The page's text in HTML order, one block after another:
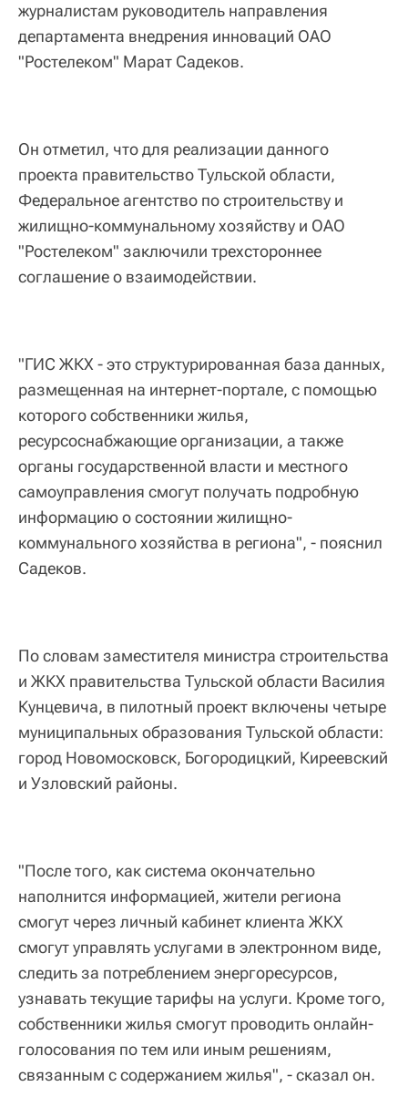
журналистам руководитель направления
департамента внедрения инноваций ОАО
"Ростелеком" Марат Садеков.
Он отметил, что для реализации данного
проекта правительство Тульской области,
Федеральное агентство по строительству и
жилищно-коммунальному хозяйству и ОАО
"Ростелеком" заключили трехстороннее
соглашение о взаимодействии.
"ГИС ЖКХ - это структурированная база данных,
размещенная на интернет-портале, с помощью
которого собственники жилья,
ресурсоснабжающие организации, а также
органы государственной власти и местного
самоуправления смогут получать подробную
информацию о состоянии жилищно-
коммунального хозяйства в региона", - пояснил
Садеков.
По словам заместителя министра строительства
и ЖКХ правительства Тульской области Василия
Кунцевича, в пилотный проект включены четыре
муниципальных образования Тульской области:
город Новомосковск, Богородицкий, Киреевский
и Узловский районы.
"После того, как система окончательно
наполнится информацией, жители региона
смогут через личный кабинет клиента ЖКХ
смогут управлять услугами в электронном виде,
следить за потреблением энергоресурсов,
узнавать текущие тарифы на услуги. Кроме того,
собственники жилья смогут проводить онлайн-
голосования по тем или иным решениям,
связанным с содержанием жилья", - сказал он.